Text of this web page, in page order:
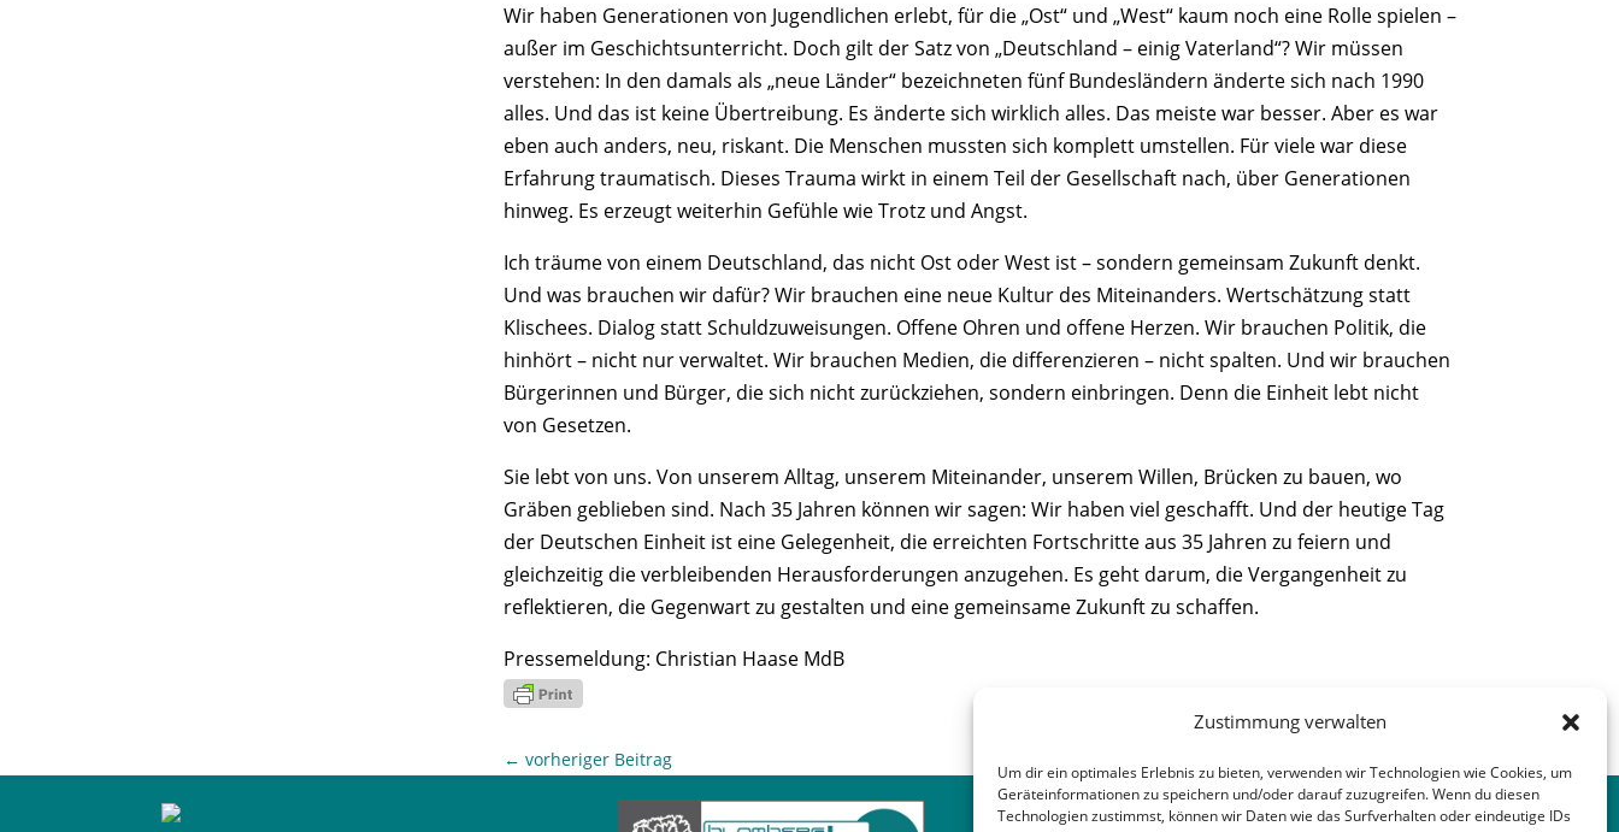
Zustimmung verwalten
Um dir ein optimales Erlebnis zu bieten, verwenden wir Technologien wie Cookies, um
Geräteinformationen zu speichern und/oder darauf zuzugreifen. Wenn du diesen
Technologien zustimmst, können wir Daten wie das Surfverhalten oder eindeutige IDs
Wir haben Generationen von Jugendlichen erlebt, für die „Ost“ und „West“ kaum noch eine Rolle spielen –
außer im Geschichtsunterricht. Doch gilt der Satz von „Deutschland – einig Vaterland“? Wir müssen
verstehen: In den damals als „neue Länder“ bezeichneten fünf Bundesländern änderte sich nach 1990
alles. Und das ist keine Übertreibung. Es änderte sich wirklich alles. Das meiste war besser. Aber es war
eben auch anders, neu, riskant. Die Menschen mussten sich komplett umstellen. Für viele war diese
Erfahrung traumatisch. Dieses Trauma wirkt in einem Teil der Gesellschaft nach, über Generationen
hinweg. Es erzeugt weiterhin Gefühle wie Trotz und Angst.
Ich träume von einem Deutschland, das nicht Ost oder West ist – sondern gemeinsam Zukunft denkt.
Und was brauchen wir dafür? Wir brauchen eine neue Kultur des Miteinanders. Wertschätzung statt
Klischees. Dialog statt Schuldzuweisungen. Offene Ohren und offene Herzen. Wir brauchen Politik, die
hinhört – nicht nur verwaltet. Wir brauchen Medien, die differenzieren – nicht spalten. Und wir brauchen
Bürgerinnen und Bürger, die sich nicht zurückziehen, sondern einbringen. Denn die Einheit lebt nicht
von Gesetzen.
Sie lebt von uns. Von unserem Alltag, unserem Miteinander, unserem Willen, Brücken zu bauen, wo
Gräben geblieben sind. Nach 35 Jahren können wir sagen: Wir haben viel geschafft. Und der heutige Tag
der Deutschen Einheit ist eine Gelegenheit, die erreichten Fortschritte aus 35 Jahren zu feiern und
gleichzeitig die verbleibenden Herausforderungen anzugehen. Es geht darum, die Vergangenheit zu
reflektieren, die Gegenwart zu gestalten und eine gemeinsame Zukunft zu schaffen.
Pressemeldung: Christian Haase MdB
← vorheriger Beitrag